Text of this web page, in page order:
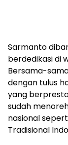
Sarmanto
berdedikasi di
Bersama-
dengan tulus
yang
sudah
nasional
Tradisional